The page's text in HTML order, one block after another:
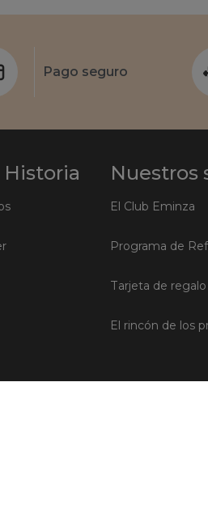
Pago seguro
Nuestros
El Club Eminza
Programa de
Tarjeta de
El rincón de los